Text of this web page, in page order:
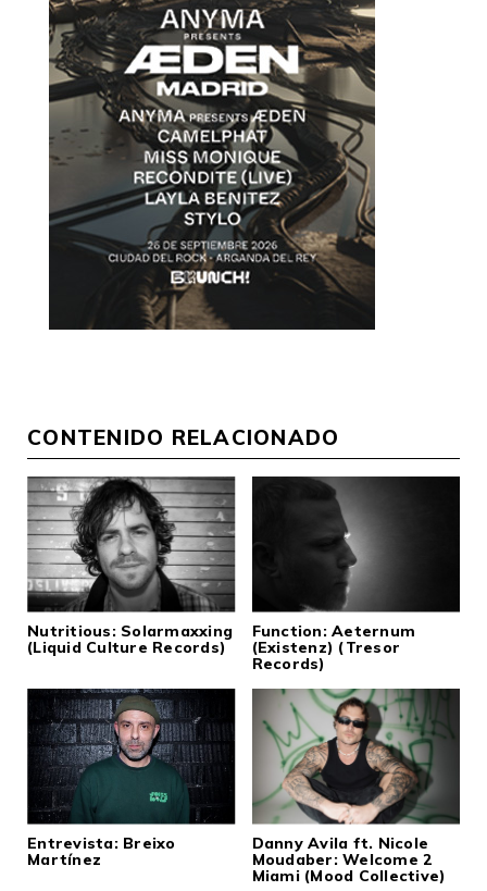
CONTENIDO RELACIONADO
Nutritious: Solarmaxxing
(Liquid Culture Records)
Function: Aeternum
(Existenz) (Tresor
Records)
Entrevista: Breixo
Martínez
Danny Avila ft. Nicole
Moudaber: Welcome 2
Miami (Mood Collective)